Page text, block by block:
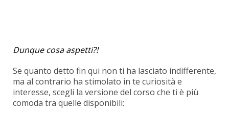
Dunque cosa aspetti?!
Se quanto detto fin qui non ti ha lasciato indifferente,
ma al contrario ha stimolato in te curiosità e
interesse, scegli la versione del corso che ti è più
comoda tra quelle disponibili: